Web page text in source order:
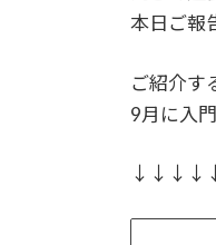
本日ご報
ご紹介す
9月に入